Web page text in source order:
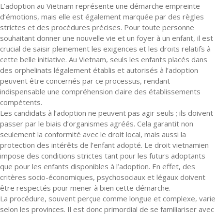
L’adoption au Vietnam représente une démarche empreinte
d’émotions, mais elle est également marquée par des règles
strictes et des procédures précises. Pour toute personne
souhaitant donner une nouvelle vie et un foyer à un enfant, il est
crucial de saisir pleinement les exigences et les droits relatifs à
cette belle initiative. Au Vietnam, seuls les enfants placés dans
des orphelinats légalement établis et autorisés à l’adoption
peuvent être concernés par ce processus, rendant
indispensable une compréhension claire des établissements
compétents.
Les candidats à l’adoption ne peuvent pas agir seuls ; ils doivent
passer par le biais d’organismes agréés. Cela garantit non
seulement la conformité avec le droit local, mais aussi la
protection des intérêts de l’enfant adopté. Le droit vietnamien
impose des conditions strictes tant pour les futurs adoptants
que pour les enfants disponibles à l’adoption. En effet, des
critères socio-économiques, psychosociaux et légaux doivent
être respectés pour mener à bien cette démarche.
La procédure, souvent perçue comme longue et complexe, varie
selon les provinces. Il est donc primordial de se familiariser avec